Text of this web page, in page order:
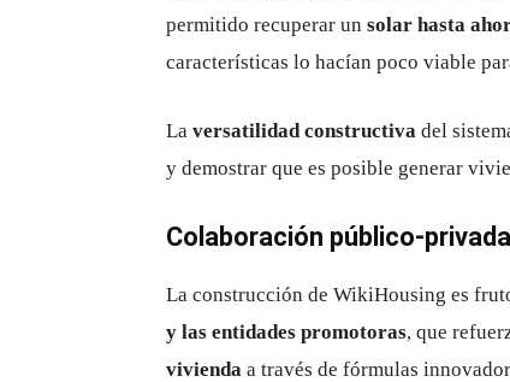
permitido recuperar un solar hasta
características lo hacían poco viable
La versatilidad constructiva del
y demostrar que es posible generar
Colaboración público-
La construcción de WikiHousing es
y las entidades promotoras, que
vivienda a través de fórmulas